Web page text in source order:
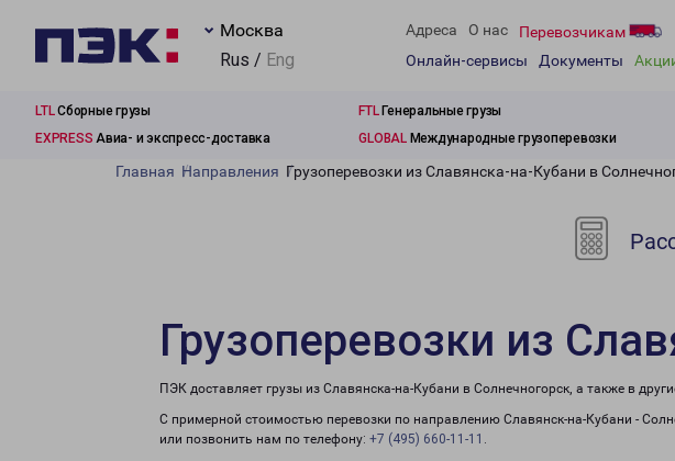
Москва
Rus / Eng
Адреса О нас Перевозчикам
Онлайн-сервисы
Документы
LTLСборные грузы FTLГенеральные грузы
EXPRESS Авиа- и экспресс-доставка GLOBALМеждународные грузоперевозки
Главная Направления Грузоперевозки из Славянска-на-Кубани в
Грузоперевозки из
ПЭК доставляет грузы из Славянска-на-Кубани в Солнечногорск, а также в
С примерной стоимостью перевозки по направлению Славянск-на-Кубани -
или позвонить нам по телефону: +7 (495) 660-11-11 .